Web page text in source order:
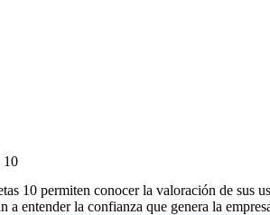
10
10 permiten conocer la valoración de sus
entender la confianza que genera la